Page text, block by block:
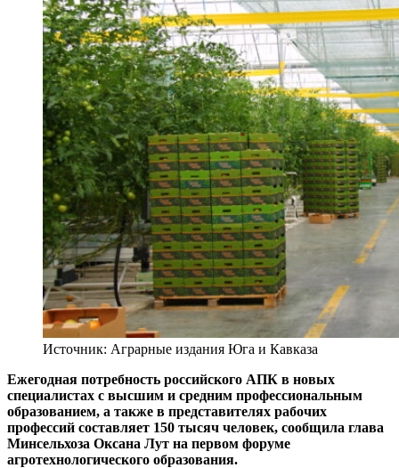
Источник: Аграрные издания Юга и Кавказа
Ежегодная потребность российского АПК в новых
специалистах с высшим и средним профессиональным
образованием, а также в представителях рабочих
профессий составляет 150 тысяч человек, сообщила глава
Минсельхоза Оксана Лут на первом форуме
агротехнологического образования.